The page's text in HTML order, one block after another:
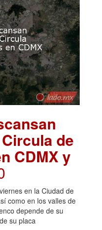
de
CDMX y
en la Ciudad de
como en los valles de
depende de su
su placa